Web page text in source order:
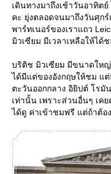
เดินทางมาถึงเช้าวันอาทิต
คะ ยุ่งตลอดจนมาถึงวันศุกร์
พาร์ทเนอร์ของเราแถว
มิวเซียม มีเวลาเหลือให้ไ
บริติช มิวเซียม มีขนาดให
ได้มีแต่ของอังกฤษให้ชม แ
ตะวันออกกลาง อิยิปต์ โรมั
เท่านั้น เพราะส่วนอื่นๆ เค
ได้ดู ค่าเข้าชมฟรี แต่ถ้าต้อง